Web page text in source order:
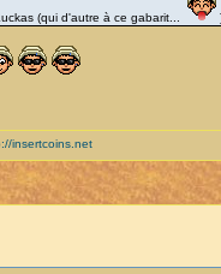
(qui d'autre à ce gabarit...
insertcoins.net